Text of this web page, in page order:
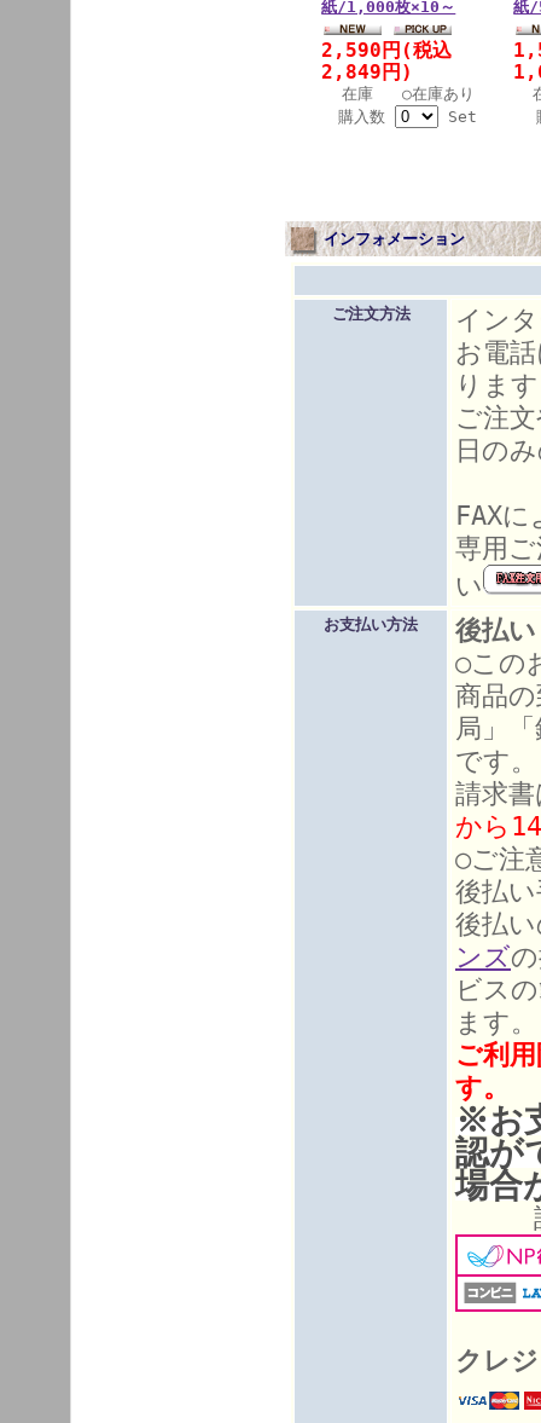
紙/1,000枚×10～
2,590円(税込
2,849円)
在庫 ○在庫あり
購入数
Set
紙/
インフォメーション
ご注文方法
イン
お電
りま
ご注
日の
FAX
専用
い
お支払い方法
後払
○この
商品
局」
です。
請求
から
○ご注
後払
後払
ンズ
ビス
ます。
ご利
す。
※お
認が
場合
詳細
クレ